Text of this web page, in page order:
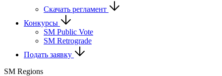
Скачать регламент
Конкурсы
SM Public Vote
SM Retrograde
Подать заявку
SM Regions